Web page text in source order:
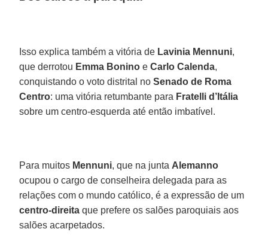
Isso explica também a vitória de Lavinia Mennuni,
que derrotou Emma Bonino eCarlo Calenda,
conquistando o voto distrital noSenado de Roma
Centro: uma vitória retumbante para Fratelli d’Itália
sobre um centro-esquerda até então imbatível.
Para muitos Mennuni, que na junta Alemanno
ocupou o cargo de conselheira delegada para as
relações com o mundo católico, é a expressão de um
centro-direita que prefere os salões paroquiais aos
salões acarpetados.